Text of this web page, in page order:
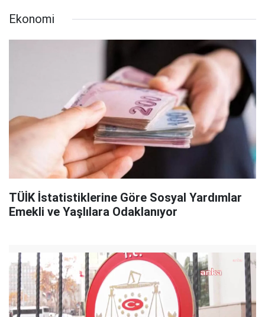
Ekonomi
TÜİK İstatistiklerine Göre Sosyal Yardımlar
Emekli ve Yaşlılara Odaklanıyor